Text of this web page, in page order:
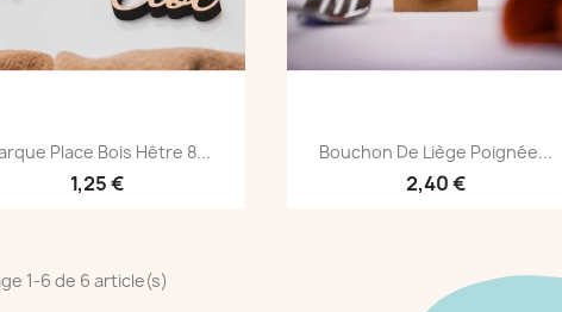
Voir le produit
Place Bois Hêtre 8...
1,25 €
Voir le produit
Bouchon De Liège Poignée...
2,40 €
1-6 de 6 article(s)